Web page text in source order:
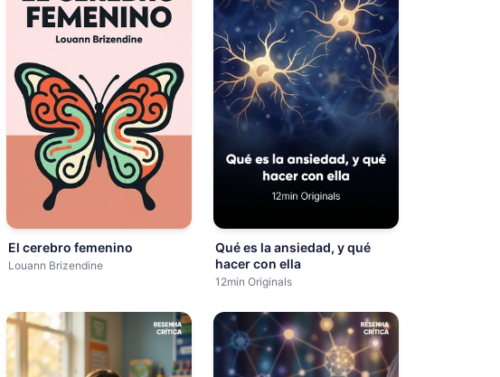
El cerebro femenino
Louann Brizendine
Qué es la ansiedad, y qué
hacer con ella
12min Originals